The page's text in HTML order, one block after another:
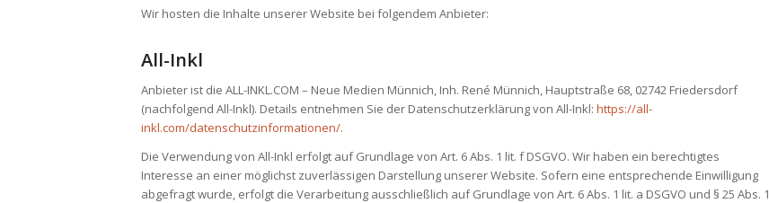
Wir hosten die Inhalte unserer Website bei folgendem Anbieter:
All-Inkl
Anbieter ist die ALL-INKL.COM – Neue Medien Münnich, Inh. René Münnich, Hauptstraße 68, 02742 Friedersdorf
(nachfolgend All-Inkl). Details entnehmen Sie der Datenschutzerklärung von All-Inkl: https://all-
inkl.com/datenschutzinformationen/.
Die Verwendung von All-Inkl erfolgt auf Grundlage von Art. 6 Abs. 1 lit. f DSGVO. Wir haben ein berechtigtes
Interesse an einer möglichst zuverlässigen Darstellung unserer Website. Sofern eine entsprechende Einwilligung
abgefragt wurde, erfolgt die Verarbeitung ausschließlich auf Grundlage von Art. 6 Abs. 1 lit. a DSGVO und § 25 Abs. 1